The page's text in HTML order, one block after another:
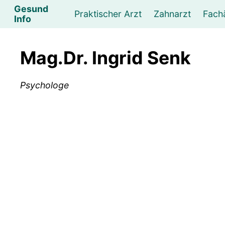
Gesund
Info
Praktischer Arzt Zahnarzt
Mag.Dr. Ingrid Senk
Psychologe